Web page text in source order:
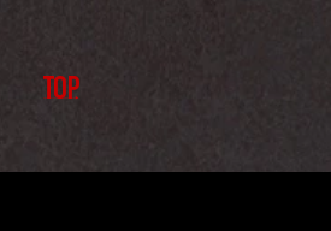
TOP